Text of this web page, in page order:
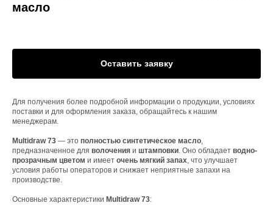
масло
Оставить заявку
Для получения более подробной информации о продукции, условиях
поставки и для оформления заказа, обращайтесь к нашим
менеджерам.
Multidraw 73 — это полностью синтетическое масло,
предназначенное для волочения и штамповки. Оно обладает водно-
прозрачным цветом и имеет очень мягкий запах, что улучшает
условия работы операторов и снижает неприятные запахи на
производстве.
Основные характеристики Multidraw 73: